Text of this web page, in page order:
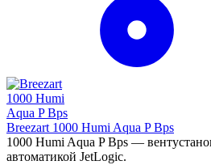
Breezart 1000 Humi Aqua P Bps
1000 Humi Aqua P Bps —
автоматикой JetLogic.